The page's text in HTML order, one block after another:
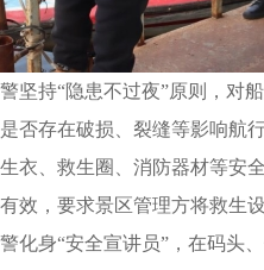
坚持“隐患不过夜”原则，对
否存在破损、裂缝等影响航
衣、救生圈、消防器材等安
效，要求景区管理方将救生
化身“安全宣讲员”，在码头